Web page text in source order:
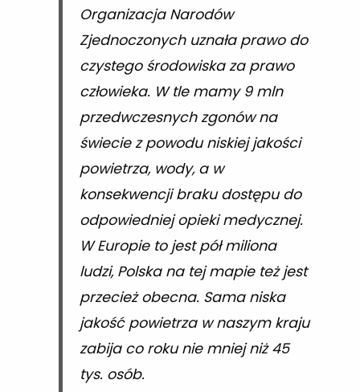
Organizacja Narodów
Zjednoczonych uznała prawo do
czystego środowiska za prawo
człowieka. W tle mamy 9 mln
przedwczesnych zgonów na
świecie z powodu niskiej jakości
powietrza, wody, a w
konsekwencji braku dostępu do
odpowiedniej opieki medycznej.
W Europie to jest pół miliona
ludzi, Polska na tej mapie też jest
przecież obecna. Sama niska
jakość powietrza w naszym kraju
zabija co roku nie mniej niż 45
tys. osób.